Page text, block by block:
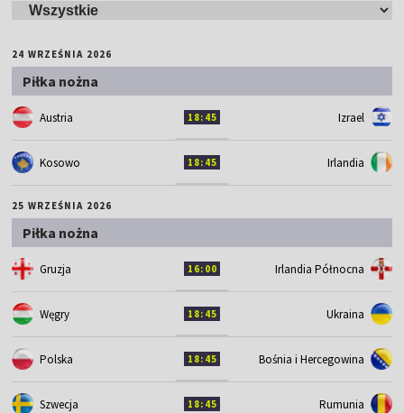
24 WRZEŚNIA 2026
Piłka nożna
Austria 18:45 Izrael
Kosowo 18:45 Irlandia
25 WRZEŚNIA 2026
Piłka nożna
Gruzja 16:00 Irlandia Północna
Węgry 18:45 Ukraina
Polska 18:45 Bośnia i Hercegowina
Szwecja 18:45 Rumunia